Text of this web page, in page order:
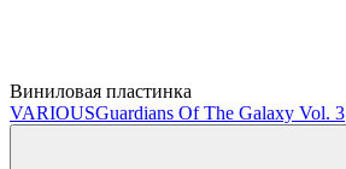
Виниловая пластинка
VARIOUSGuardians Of The Galaxy Vol. 3